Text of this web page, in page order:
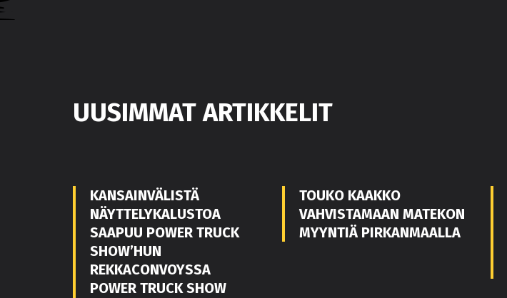
UUSIMMAT ARTIKKELIT
KANSAINVÄLISTÄ
NÄYTTELYKALUSTOA
SAAPUU POWER TRUCK
SHOW’HUN
REKKACONVOYSSA
POWER TRUCK SHOW
TOUKO KAAKKO
VAHVISTAMAAN MATEKON
MYYNTIÄ PIRKANMAALLA